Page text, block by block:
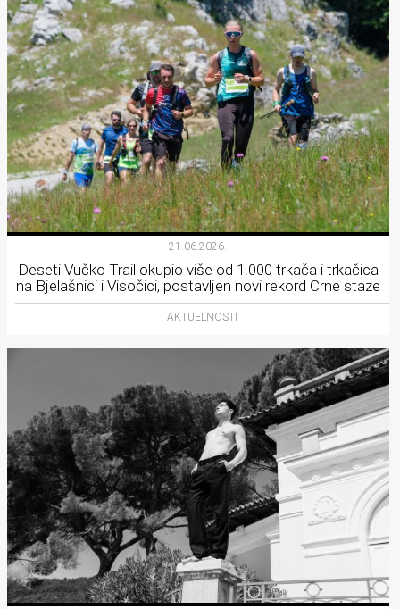
21.06.2026.
Deseti Vučko Trail okupio više od 1.000 trkača i trkačica
na Bjelašnici i Visočici, postavljen novi rekord Crne staze
AKTUELNOSTI